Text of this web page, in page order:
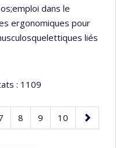
dans le
ergonomiques pour
liés
: 1109
Page
8 Page
9 Page
10
Page
suivante